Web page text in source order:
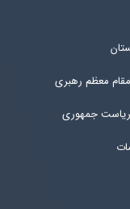
مقام معظم رهبری
ریاست جمهوری